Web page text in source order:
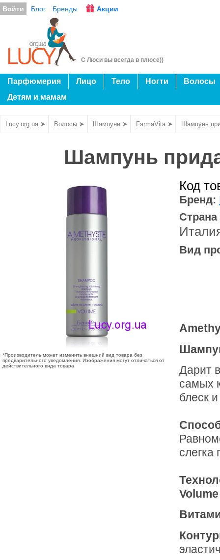
Войти Блог Бренды Акции
С Люси вы всегда в плюсе))
Парфюмерия Лицо Тело Ногти
Волосы
Детям и мамам
Lucy.org.ua ➤ Волосы ➤ Шампуни ➤ FarmaVita ➤ Шампунь
Шампунь
*Производитель может изменить внешний вид товара без
предварительного уведомления. Изображения могут отличаться от
действительного вида товара
Код
Бренд:
Вид
Дарит
самых
блеск
слегка